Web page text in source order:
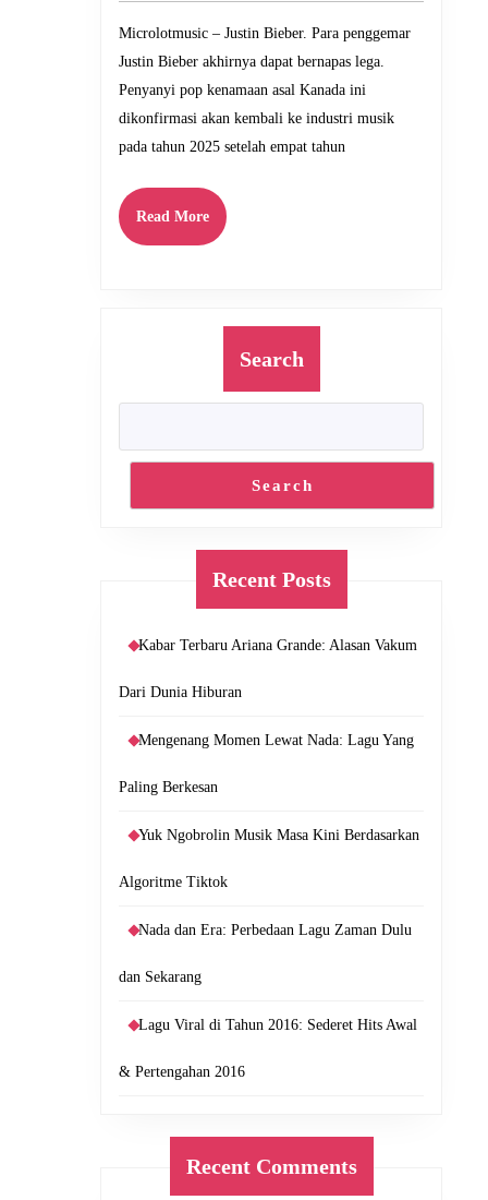
ke
Dunia
Musik
pada
2025
Microlotmusic – Justin Bieber. Para penggemar
Justin Bieber akhirnya dapat bernapas lega.
Penyanyi pop kenamaan asal Kanada ini
dikonfirmasi akan kembali ke industri musik
pada tahun 2025 setelah empat tahun
Read MoreRead
More
Search
Search
Recent Posts
Kabar Terbaru Ariana Grande: Alasan Vakum
Dari Dunia Hiburan
Mengenang Momen Lewat Nada: Lagu Yang
Paling Berkesan
Yuk Ngobrolin Musik Masa Kini Berdasarkan
Algoritme Tiktok
Nada dan Era: Perbedaan Lagu Zaman Dulu
dan Sekarang
Lagu Viral di Tahun 2016: Sederet Hits Awal
& Pertengahan 2016
Recent Comments